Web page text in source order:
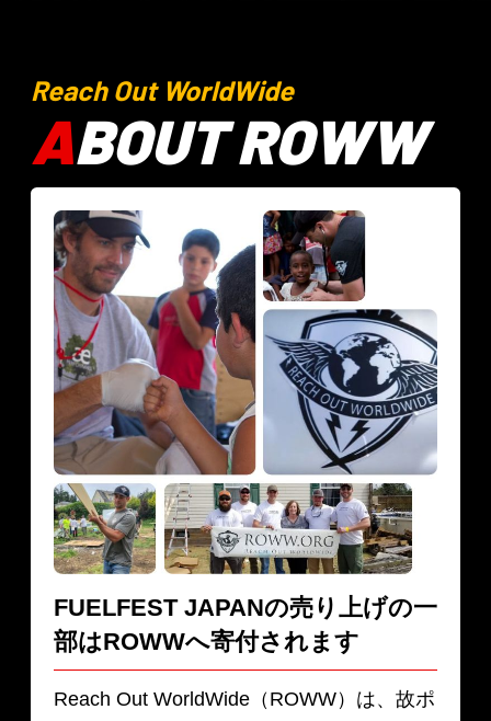
Reach Out WorldWide
ABOUT ROWW
FUELFEST JAPANの売り上げの一
部はROWWへ寄付されます
Reach Out WorldWide（ROWW）は、故ポ